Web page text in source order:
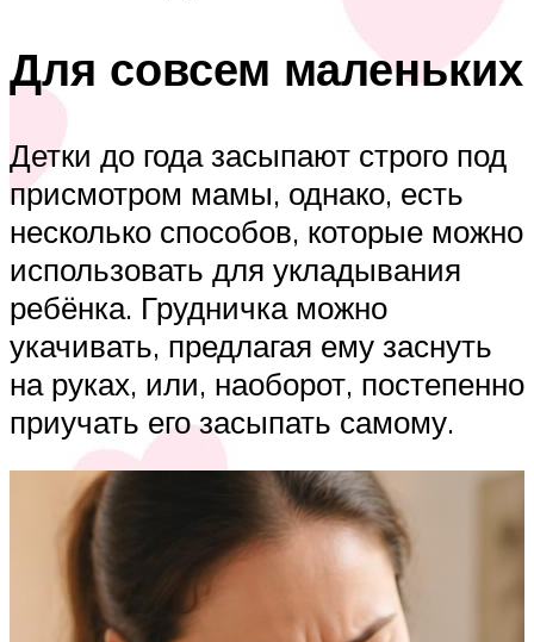
Для совсем маленьких
Детки до года засыпают строго под
присмотром мамы, однако, есть
несколько способов, которые можно
использовать для укладывания
ребёнка. Грудничка можно
укачивать, предлагая ему заснуть
на руках, или, наоборот, постепенно
приучать его засыпать самому.